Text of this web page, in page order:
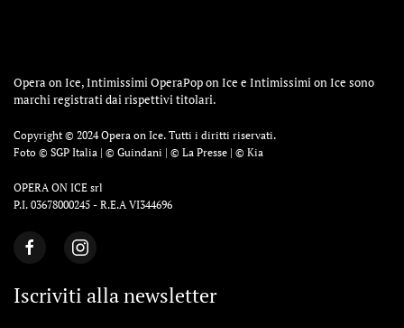
Opera on Ice, Intimissimi OperaPop on Ice e Intimissimi on Ice sono
marchi registrati dai rispettivi titolari.
Copyright © 2024 Opera on Ice. Tutti i diritti riservati.
Foto © SGP Italia | © Guindani | © La Presse | © Kia
OPERA ON ICE srl
P.I. 03678000245 - R.E.A VI344696
Iscriviti alla newsletter